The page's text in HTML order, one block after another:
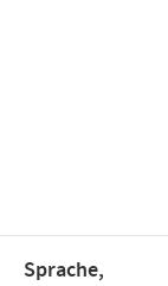
Sprache,